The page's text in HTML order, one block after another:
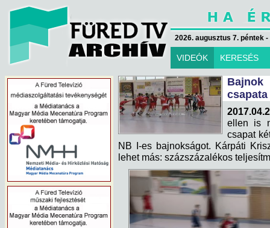
2026. augusztus 7. péntek
VIDEÓK KERESÉS
csapata
ellen is
csapat
NB I-es bajnokságot. Kárpáti
lehet más: százszázalékos